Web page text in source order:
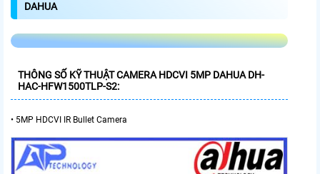
DAHUA
THÔNG SỐ KỸ THUẬT CAMERA HDCVI 5MP DAHUA DH-
HAC-HFW1500TLP-S2:
• 5MP HDCVI IR Bullet Camera